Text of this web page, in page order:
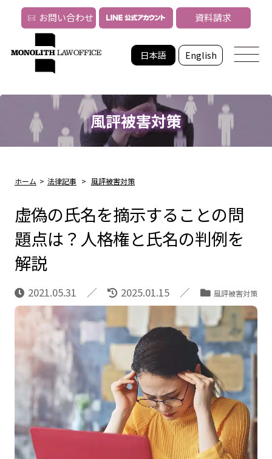
日本語 English
お問い合わせ 資料請求
風評被害対策
ホーム > 法律記事 > 風評被害対策
虚偽の氏名を摘示することの問
題点は？人格権と氏名の判例を
解説
2021.05.31 2025.01.15 風評被害対策